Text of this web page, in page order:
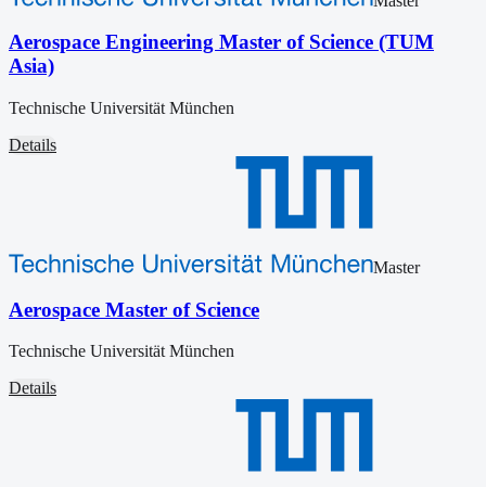
Aerospace Engineering Master of Science (TUM
Asia)
Technische Universität München
Details
Master
Aerospace Master of Science
Technische Universität München
Details